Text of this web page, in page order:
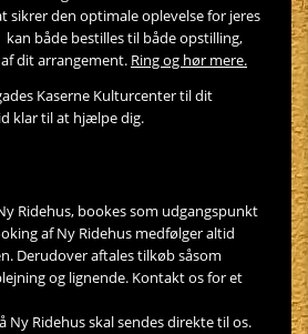
sikrer den optimale oplevelse for jeres
både bestilles til både opstilling,
dit arrangement. Ring og hør mere.
Kaserne Kulturcenter til dit
klar til at hjælpe dig.
Ridehus, bookes som udgangspunkt
af Ny Ridehus medfølger altid
Derudover aftales tilkøb såsom
og lignende. Kontakt os for et
Ny Ridehus skal sendes direkte til os.